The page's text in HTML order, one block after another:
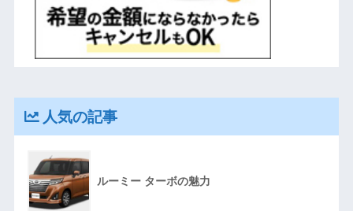
人気の記事
ルーミー ターボの魅力